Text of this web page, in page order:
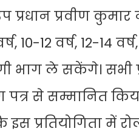
प्रवीण कुमार
10-12 वर्ष, 12-14
भाग ले सकेंगे। सभी
से सम्मानित
इस प्रतियोगिता में